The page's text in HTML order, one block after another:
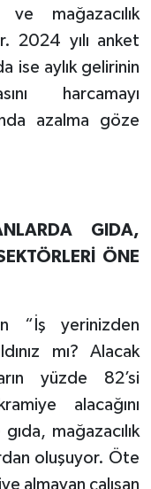
mağazacılık
2024 yılı anket
ise aylık gelirinin
harcamayı
azalma göze
GIDA,
ÖNE
“İş yerinizden
mı? Alacak
yüzde 82’si
alacağını
mağazacılık
oluşuyor. Öte
almayan çalışan